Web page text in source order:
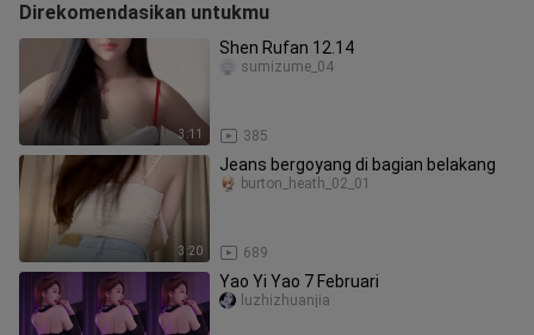
Direkomendasikan untukmu
3:11
Shen Rufan 12.14
385
sumizume_04
3:20
Jeans bergoyang di bagian belakang
689
burton_heath_02_01
Yao Yi Yao 7 Februari
luzhizhuanjia